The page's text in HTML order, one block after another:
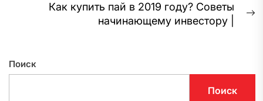
записям
Как купить пай в 2019 году? Советы
начинающему инвестору |
Поиск
Поиск